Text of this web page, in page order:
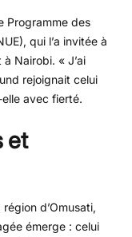
Programme des
qui l’a invitée à
Nairobi. « J’ai
rejoignait celui
avec fierté.
et
d’Omusati,
émerge : celui